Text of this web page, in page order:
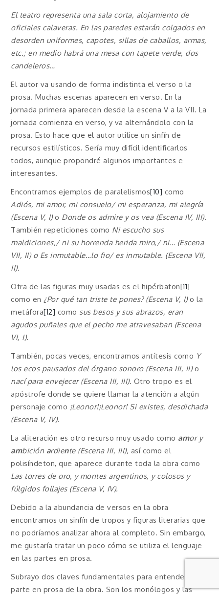
El teatro representa una sala corta, alojamiento de
oficiales calaveras. En las paredes estarán colgados en
desorden uniformes, capotes, sillas de caballos, armas,
etc.; en medio habrá una mesa con tapete verde, dos
candeleros…
El autor va usando de forma indistinta el verso o la
prosa. Muchas escenas aparecen en verso. En la
jornada primera aparecen desde la escena V a la VII. La
jornada comienza en verso, y va alternándolo con la
prosa. Esto hace que el autor utilice un sinfín de
recursos estilísticos. Sería muy difícil identificarlos
todos, aunque propondré algunos importantes e
interesantes.
Encontramos ejemplos de paralelismos[10] como
Adiós, mi amor, mi consuelo/ mi esperanza, mi alegría
(Escena V, I)o Donde os admire y os vea (Escena IV, III).
También repeticiones como Ni escucho sus
maldiciones,/ ni su horrenda herida miro,/ ni… (Escena
VII, II) o Es inmutable…lo fio/ es inmutable. (Escena VII,
II).
Otra de las figuras muy usadas es el hipérbaton[11]
como en¿Por qué tan triste te pones? (Escena V, I)o la
metáfora[12] como sus besos y sus abrazos, eran
agudos puñales que el pecho me atravesaban (Escena
VI, I).
También, pocas veces, encontramos antítesis como Y
los ecos pausados del órgano sonoro (Escena III, II) o
nací para envejecer (Escena III, III). Otro tropo es el
apóstrofe donde se quiere llamar la atención a algún
personaje como ¡Leonor!¡Leonor! Si existes, desdichada
(Escena V, IV).
La aliteración es otro recurso muy usado como amor y
ambición ardiente (Escena III, III), así como el
polisíndeton, que aparece durante toda la obra como
Las torres de oro, y montes argentinos, y colosos y
fúlgidos follajes (Escena V, IV).
Debido a la abundancia de versos en la obra
encontramos un sinfín de tropos y figuras literarias que
no podríamos analizar ahora al completo. Sin embargo,
me gustaría tratar un poco cómo se utiliza el lenguaje
en las partes en prosa.
Subrayo dos claves fundamentales para entender la
parte en prosa de la obra. Son los monólogos y las